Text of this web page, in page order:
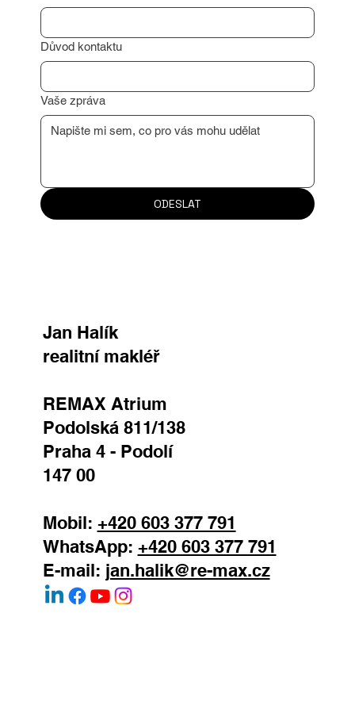
Důvod kontaktu
Vaše zpráva
ODESLAT
Jan Halík
realitní makléř
REMAX Atrium
Podolská 811/138
Praha 4 - Podolí
147 00
Mobil: +420 603 377 791
WhatsApp: +420 603 377 791
E-mail: jan.halik@re-max.cz